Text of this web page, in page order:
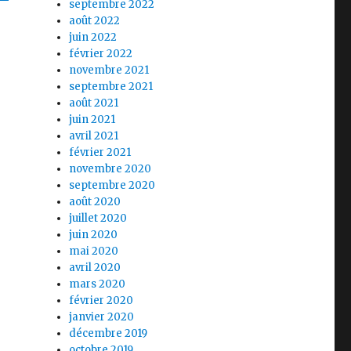
septembre 2022
août 2022
juin 2022
février 2022
novembre 2021
septembre 2021
août 2021
juin 2021
avril 2021
février 2021
novembre 2020
septembre 2020
août 2020
juillet 2020
juin 2020
mai 2020
avril 2020
mars 2020
février 2020
janvier 2020
décembre 2019